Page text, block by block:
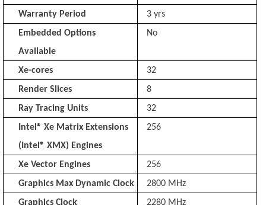
Warranty Period
3 yrs
Embedded Options
Available
No
Xe-cores
32
Render Slices
8
Ray Tracing Units
32
Intel® Xe Matrix Extensions
(Intel® XMX) Engines
256
Xe Vector Engines
256
Graphics Max Dynamic Clock
2800 MHz
Graphics Clock
2280 MHz